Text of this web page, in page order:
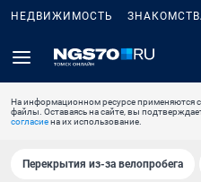
НЕДВИЖИМОСТЬ
На информационном ресурсе применяются
файлы. Оставаясь на сайте, вы
согласиена их использование.
Перекрытия из-за велопробега